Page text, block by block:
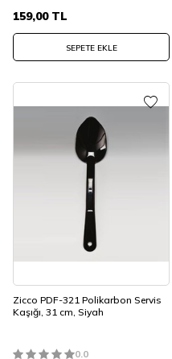
159,00TL
SEPETE EKLE
Zicco PDF-321 Polikarbon Servis
Kaşığı, 31 cm, Siyah
0.0